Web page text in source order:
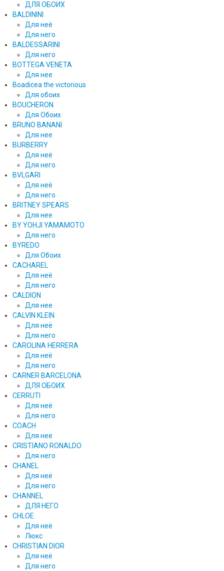
ДЛЯ ОБОИХ
BALDININI
Для неё
Для него
BALDESSARINI
Для него
BOTTEGA VENETA
Для нее
Boadicea the victorious
Для обоих
BOUCHERON
Для Обоих
BRUNO BANANI
Для нее
BURBERRY
Для неё
Для него
BVLGARI
Для неё
Для него
BRITNEY SPEARS
Для нее
BY YOHJI YAMAMOTO
Для него
BYREDO
Для Обоих
CACHAREL
Для неё
Для него
CALDION
Для нее
CALVIN KLEIN
Для неё
Для него
CAROLINA HERRERA
Для неё
Для него
CARNER BARCELONA
ДЛЯ ОБОИХ
CERRUTI
Для неё
Для него
COACH
Для нее
CRISTIANO RONALDO
Для него
CHANEL
Для неё
Для него
CHANNEL
ДЛЯ НЕГО
CHLOE
Для неё
Люкс
CHRISTIAN DIOR
Для неё
Для него